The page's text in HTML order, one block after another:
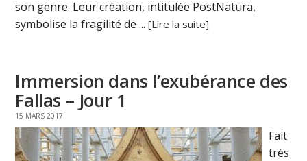
son genre. Leur création, intitulée PostNatura,
symbolise la fragilité de ...[Lire la suite]
Immersion dans l’exubérance des
Fallas – Jour 1
15 MARS 2017
Fait
très